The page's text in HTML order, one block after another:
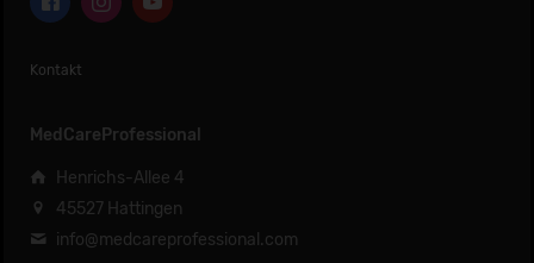
Kontakt
MedCareProfessional
Henrichs-Allee 4
45527 Hattingen
info@medcareprofessional.com